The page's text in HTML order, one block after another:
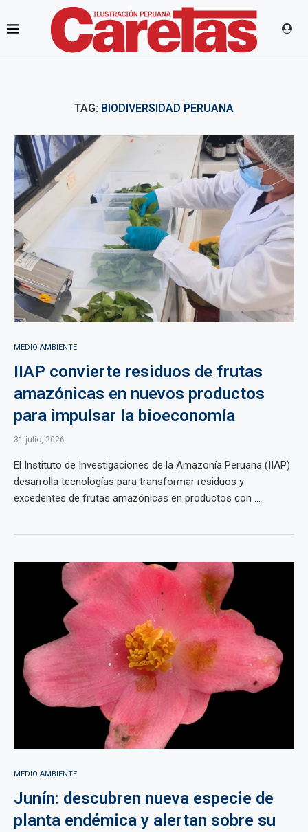
TAG: BIODIVERSIDAD PERUANA
MEDIO AMBIENTE
IIAP convierte residuos de frutas
amazónicas en nuevos productos
para impulsar la bioeconomía
31 julio, 2026
El Instituto de Investigaciones de la Amazonía Peruana (IIAP)
desarrolla tecnologías para transformar residuos y
excedentes de frutas amazónicas en productos con ...
MEDIO AMBIENTE
Junín: descubren nueva especie de
planta endémica y alertan sobre su